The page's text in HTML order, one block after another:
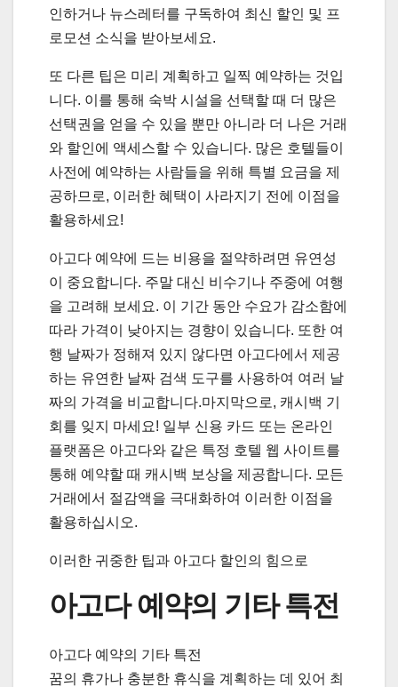
인하거나 뉴스레터를 구독하여 최신 할인 및 프
로모션 소식을 받아보세요.
또 다른 팁은 미리 계획하고 일찍 예약하는 것입
니다. 이를 통해 숙박 시설을 선택할 때 더 많은
선택권을 얻을 수 있을 뿐만 아니라 더 나은 거래
와 할인에 액세스할 수 있습니다. 많은 호텔들이
사전에 예약하는 사람들을 위해 특별 요금을 제
공하므로, 이러한 혜택이 사라지기 전에 이점을
활용하세요!
아고다 예약에 드는 비용을 절약하려면 유연성
이 중요합니다. 주말 대신 비수기나 주중에 여행
을 고려해 보세요. 이 기간 동안 수요가 감소함에
따라 가격이 낮아지는 경향이 있습니다. 또한 여
행 날짜가 정해져 있지 않다면 아고다에서 제공
하는 유연한 날짜 검색 도구를 사용하여 여러 날
짜의 가격을 비교합니다.마지막으로, 캐시백 기
회를 잊지 마세요! 일부 신용 카드 또는 온라인
플랫폼은 아고다와 같은 특정 호텔 웹 사이트를
통해 예약할 때 캐시백 보상을 제공합니다. 모든
거래에서 절감액을 극대화하여 이러한 이점을
활용하십시오.
이러한 귀중한 팁과 아고다 할인의 힘으로
아고다 예약의 기타 특전
아고다 예약의 기타 특전
꿈의 휴가나 충분한 휴식을 계획하는 데 있어 최